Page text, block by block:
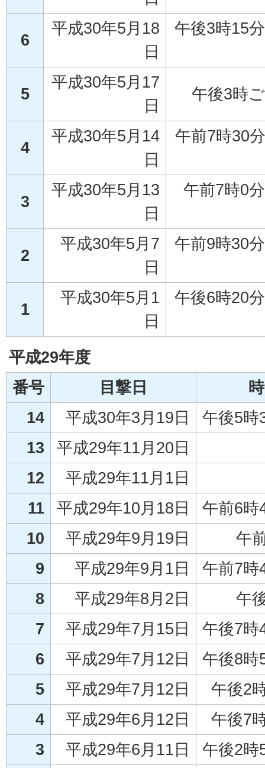
6
平成30年5月18
日
午後3時15
5
平成30年5月17
日
午後3時
4
平成30年5月14
日
午前7時30
3
平成30年5月13
日
午前7時0
2
平成30年5月7
日
午前9時30
1
平成30年5月1
日
午後6時20
平成29年度
番号
目撃日
14
平成30年3月19日
午後5時
13
平成29年11月20日
12
平成29年11月1日
11
平成29年10月18日
午前6時
10
平成29年9月19日
午
9
平成29年9月1日
午前7時
8
平成29年8月2日
午
7
平成29年7月15日
午後7時
6
平成29年7月12日
午後8時
5
平成29年7月12日
午後2
4
平成29年6月12日
午後7
3
平成29年6月11日
午後2時